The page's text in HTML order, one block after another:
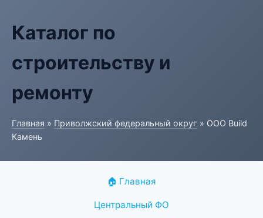
Каталог по
строительству и
ремонту
Главная » Приволжский федеральный округ » ООО Build
Камень
🏠 Главная
Центральный ФО